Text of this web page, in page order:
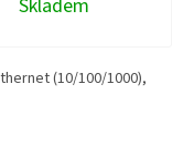
Skladem
(10/100/1000),